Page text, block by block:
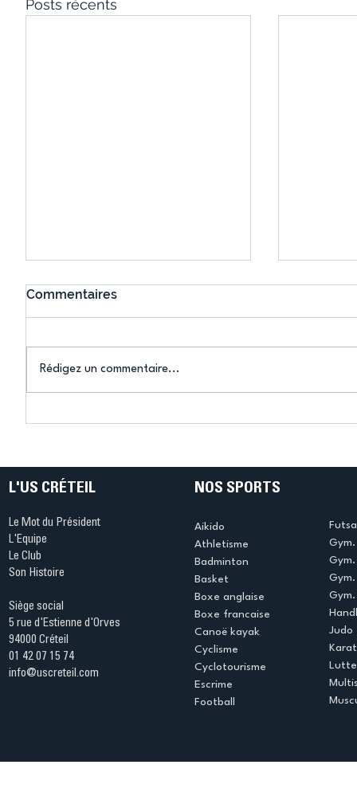
Posts récents
Commentaires
Rédigez un commentaire...
L'US CRÉTEIL
Le Mot du Président
L'Equipe
Le Club
Son Histoire
Siège social
5 rue d'Estienne d'Orves
94000 Créteil
01 42 07 15 74
info@uscreteil.com
NOS SPORTS
Aikido
Athletisme
Badminton
Basket
Boxe anglaise
Boxe francaise
Canoë kayak
Cyclisme
Cyclotourisme
Escrime
Football
Judo
Lutte